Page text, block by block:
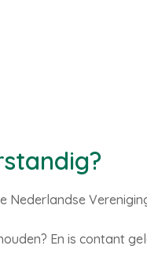
En is contant